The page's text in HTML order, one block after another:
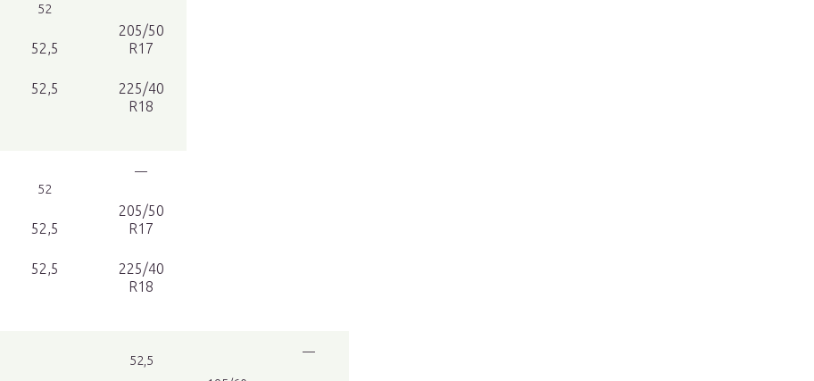
52
52,5
52,5
205/50
R17
225/40
R18
52
52,5
52,5
—
205/50
R17
225/40
R18
52,5
—